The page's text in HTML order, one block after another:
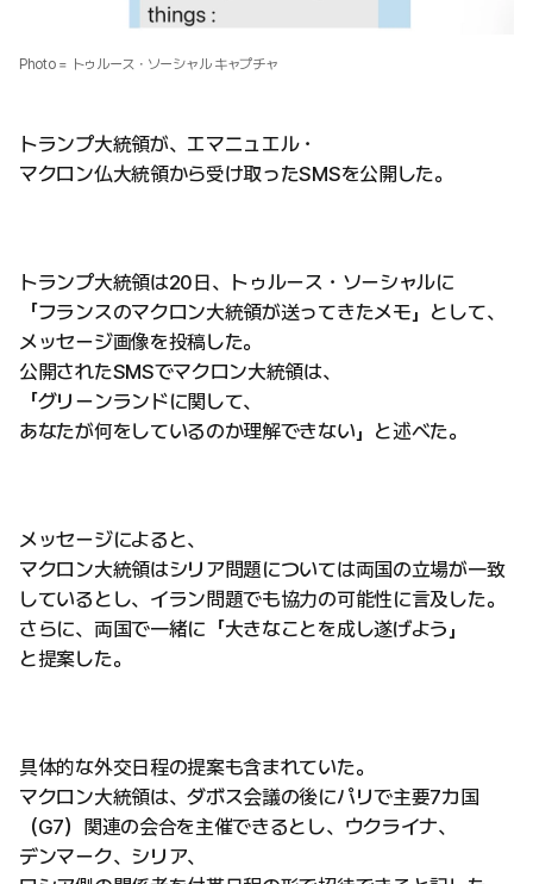
Photo = トゥルース・ソーシャル キャプチャ
トランプ大統領が、エマニュエル・
マクロン仏大統領から受け取ったSMSを公開した。
トランプ大統領は20日、トゥルース・ソーシャルに
「フランスのマクロン大統領が送ってきたメモ」として、
メッセージ画像を投稿した。
公開されたSMSでマクロン大統領は、
「グリーンランドに関して、
あなたが何をしているのか理解できない」と述べた。
メッセージによると、
マクロン大統領はシリア問題については両国の立場が一致
しているとし、イラン問題でも協力の可能性に言及した。
さらに、両国で一緒に「大きなことを成し遂げよう」
と提案した。
具体的な外交日程の提案も含まれていた。
マクロン大統領は、ダボス会議の後にパリで主要7カ国
（G7）関連の会合を主催できるとし、ウクライナ、
デンマーク、シリア、